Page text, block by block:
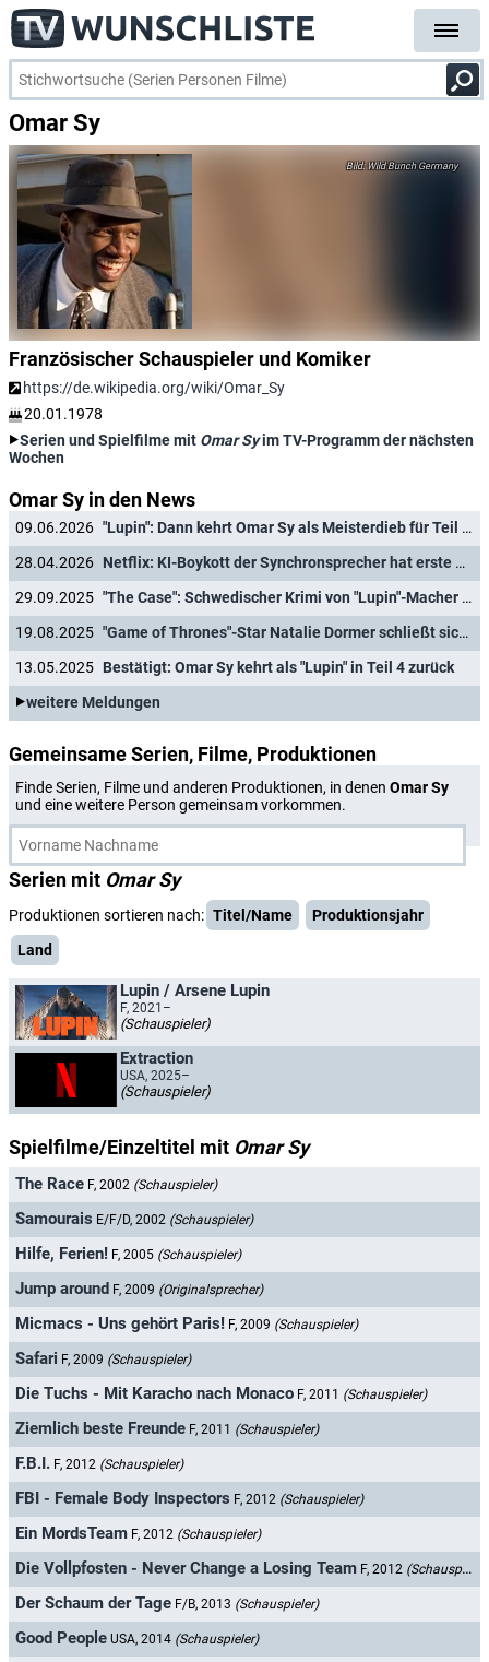
Omar Sy
Wild Bunch Germany
Französischer Schauspieler und Komiker
https://de.wikipedia.org/wiki/Omar_Sy
20.01.1978
Serien und Spielfilme mit Omar Syim TV-Programm der nächsten
Wochen
Omar Sy in den News
09.06.2026
"Lupin": Dann kehrt Omar Sy als Meisterdieb für Teil 4 zurück
28.04.2026
Netflix: KI-Boykott der Synchronsprecher hat erste Auswirkungen auf Serienhit
29.09.2025
"The Case": Schwedischer Krimi von "Lupin"-Macher für Netflix in Arbeit
19.08.2025
"Game of Thrones"-Star Natalie Dormer schließt sich "Extraction"-Serie an
13.05.2025 Bestätigt: Omar Sy kehrt als "Lupin" in Teil 4 zurück
weitere Meldungen
Gemeinsame Serien, Filme, Produktionen
Finde Serien, Filme und anderen Produktionen, in denen Omar Sy
und eine weitere Person gemeinsam vorkommen.
Serien mit Omar Sy
Produktionen sortieren nach: Titel/Name
Produktionsjahr
Land
Lupin / Arsene Lupin
F, 2021–
(Schauspieler)
Extraction
USA, 2025–
(Schauspieler)
Spielfilme/Einzeltitel mit Omar Sy
The Race F, 2002 (Schauspieler)
Samourais E/F/D, 2002 (Schauspieler)
Hilfe, Ferien! F, 2005 (Schauspieler)
Jump around F, 2009 (Originalsprecher)
Micmacs - Uns gehört Paris! F, 2009 (Schauspieler)
Safari F, 2009 (Schauspieler)
Die Tuchs - Mit Karacho nach Monaco F, 2011 (Schauspieler)
Ziemlich beste Freunde F, 2011 (Schauspieler)
F.B.I. F, 2012 (Schauspieler)
FBI - Female Body Inspectors F, 2012 (Schauspieler)
Ein MordsTeam F, 2012 (Schauspieler)
Die Vollpfosten - Never Change a Losing Team F, 2012 (Schauspieler)
Der Schaum der Tage F/B, 2013 (Schauspieler)
Good People USA, 2014 (Schauspieler)